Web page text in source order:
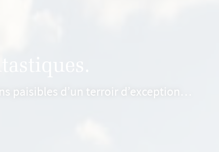
paisibles d’un terroir d’exception…